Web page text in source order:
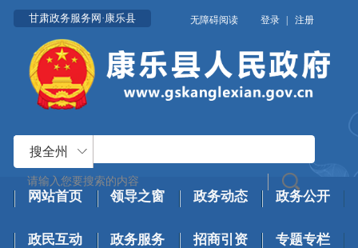
甘肃政务服务网·康乐县 无障碍阅读 登录 | 注册
搜全州
网站首页 领导之窗 政务动态 政务公开
政民互动 政务服务 招商引资 专题专栏